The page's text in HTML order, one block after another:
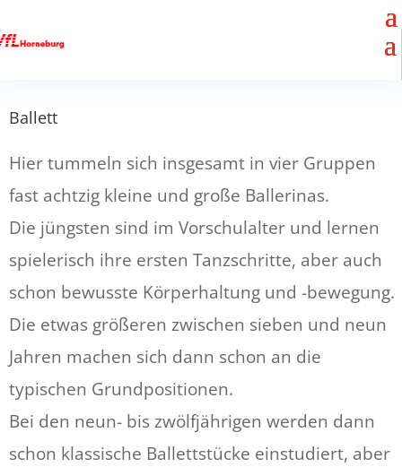
Ballett
Hier tummeln sich insgesamt in vier Gruppen
fast achtzig kleine und große Ballerinas.
Die jüngsten sind im Vorschulalter und lernen
spielerisch ihre ersten Tanzschritte, aber auch
schon bewusste Körperhaltung und -bewegung.
Die etwas größeren zwischen sieben und neun
Jahren machen sich dann schon an die
typischen Grundpositionen.
Bei den neun- bis zwölfjährigen werden dann
schon klassische Ballettstücke einstudiert, aber